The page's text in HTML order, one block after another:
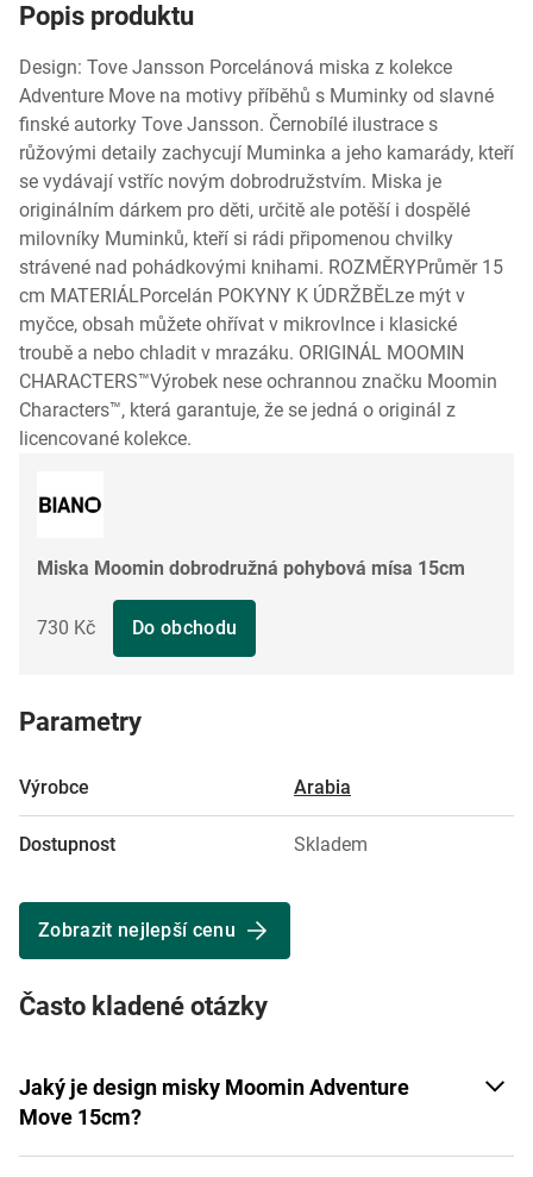
Popis produktu
Design: Tove Jansson Porcelánová miska z kolekce
Adventure Move na motivy příběhů s Muminky od slavné
finské autorky Tove Jansson. Černobílé ilustrace s
růžovými detaily zachycují Muminka a jeho kamarády, kteří
se vydávají vstříc novým dobrodružstvím. Miska je
originálním dárkem pro děti, určitě ale potěší i dospělé
milovníky Muminků, kteří si rádi připomenou chvilky
strávené nad pohádkovými knihami. ROZMĚRYPrůměr 15
cm MATERIÁLPorcelán POKYNY K ÚDRŽBĚLze mýt v
myčce, obsah můžete ohřívat v mikrovlnce i klasické
troubě a nebo chladit v mrazáku. ORIGINÁL MOOMIN
CHARACTERS™Výrobek nese ochrannou značku Moomin
Characters™, která garantuje, že se jedná o originál z
licencované kolekce.
Miska Moomin dobrodružná pohybová mísa 15cm
730 Kč Do obchodu
Parametry
Výrobce Arabia
Dostupnost Skladem
Zobrazit nejlepší cenu
Často kladené otázky
Jaký je design misky Moomin Adventure
Move 15cm?